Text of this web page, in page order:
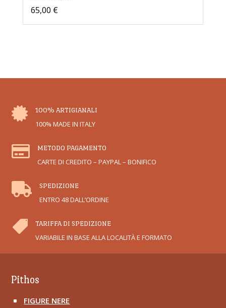
65,00 €
 100% ARTIGIANALI
100% MADE IN ITALY
 METODO PAGAMENTO
CARTE DI CREDITO – PAYPAL – BONIFICO
 SPEDIZIONE
ENTRO 48 DALL’ORDINE
 TARIFFA DI SPEDIZIONE
VARIABILE IN BASE ALLA LOCALITÀ E FORMATO
Pithos
^ FIGURE NERE